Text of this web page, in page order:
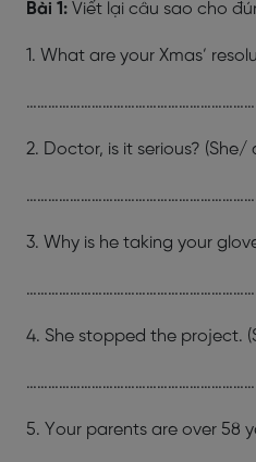
Bài 1: Viết lại câu sao cho
1. What are your Xmas’
2. Doctor, is it serious? (She/
3. Why is he taking your
4. She stopped the project.
5. Your parents are over 58